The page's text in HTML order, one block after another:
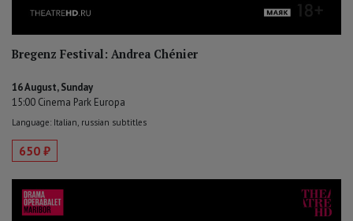
Bregenz Festival: Andrea Chénier
16 August, Sunday
15:00 Cinema Park Europa
Language: Italian, russian subtitles
650 ₽